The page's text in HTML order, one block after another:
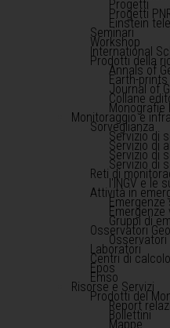
Progetti
Progetti
Einstein
Seminari
Workshop
International
Prodotti della
Annals of
Earth-prints
Journal of
Collane
Monografie
Monitoraggio e
Sorveglianza
Servizio di
Servizio di
Servizio di
Servizio di
Reti di
l'INGV e le
Attività in
Gruppi di
Osservatori
Laboratori
Centri di calcolo
Epos
Emso
Risorse e Servizi
Prodotti del
Report
Bollettini
Mappe